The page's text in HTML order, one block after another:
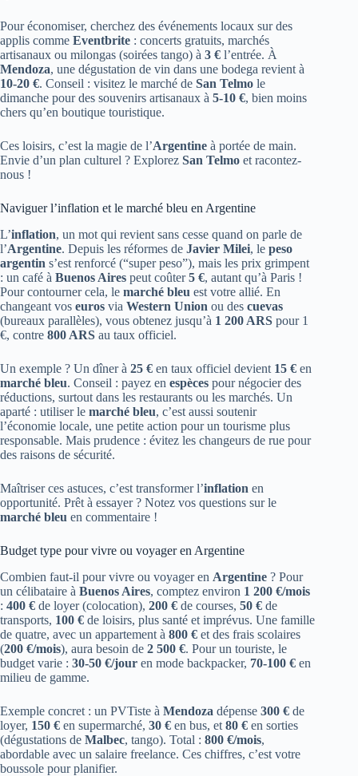
Pour économiser, cherchez des événements locaux sur des
applis comme Eventbrite : concerts gratuits, marchés
artisanaux ou milongas (soirées tango) à 3 € l’entrée. À
Mendoza, une dégustation de vin dans une bodega revient à
10-20 €. Conseil : visitez le marché de San Telmo le
dimanche pour des souvenirs artisanaux à 5-10 €, bien moins
chers qu’en boutique touristique.
Ces loisirs, c’est la magie de l’Argentine à portée de main.
Envie d’un plan culturel ? Explorez San Telmo et racontez-
nous !
Naviguer l’inflation et le marché bleu en Argentine
L’inflation, un mot qui revient sans cesse quand on parle de
l’Argentine. Depuis les réformes de Javier Milei, le peso
argentin s’est renforcé (“super peso”), mais les prix grimpent
: un café à Buenos Aires peut coûter5 €, autant qu’à Paris !
Pour contourner cela, le marché bleu est votre allié. En
changeant vos euros via Western Union ou des cuevas
(bureaux parallèles), vous obtenez jusqu’à 1 200 ARS pour 1
€, contre 800 ARS au taux officiel.
Un exemple ? Un dîner à 25 € en taux officiel devient 15 € en
marché bleu. Conseil : payez en espèces pour négocier des
réductions, surtout dans les restaurants ou les marchés. Un
aparté : utiliser le marché bleu, c’est aussi soutenir
l’économie locale, une petite action pour un tourisme plus
responsable. Mais prudence : évitez les changeurs de rue pour
des raisons de sécurité.
Maîtriser ces astuces, c’est transformer l’inflation en
opportunité. Prêt à essayer ? Notez vos questions sur le
marché bleu en commentaire !
Budget type pour vivre ou voyager en Argentine
Combien faut-il pour vivre ou voyager en Argentine ? Pour
un célibataire à Buenos Aires, comptez environ 1 200 €/mois
: 400 € de loyer (colocation), 200 € de courses, 50 € de
transports, 100 € de loisirs, plus santé et imprévus. Une famille
de quatre, avec un appartement à 800 € et des frais scolaires
(200 €/mois), aura besoin de 2 500 €. Pour un touriste, le
budget varie : 30-50 €/jour en mode backpacker, 70-100 € en
milieu de gamme.
Exemple concret : un PVTiste à Mendoza dépense 300 € de
loyer, 150 € en supermarché, 30 € en bus, et 80 € en sorties
(dégustations de Malbec, tango). Total : 800 €/mois,
abordable avec un salaire freelance. Ces chiffres, c’est votre
boussole pour planifier.